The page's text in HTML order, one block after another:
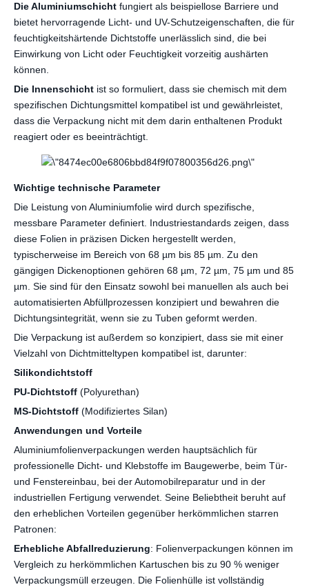
Die Aluminiumschicht fungiert als beispiellose Barriere und
bietet hervorragende Licht- und UV-Schutzeigenschaften, die für
feuchtigkeitshärtende Dichtstoffe unerlässlich sind, die bei
Einwirkung von Licht oder Feuchtigkeit vorzeitig aushärten
können.
Die Innenschicht ist so formuliert, dass sie chemisch mit dem
spezifischen Dichtungsmittel kompatibel ist und gewährleistet,
dass die Verpackung nicht mit dem darin enthaltenen Produkt
reagiert oder es beeinträchtigt.
Wichtige technische Parameter
Die Leistung von Aluminiumfolie wird durch spezifische,
messbare Parameter definiert. Industriestandards zeigen, dass
diese Folien in präzisen Dicken hergestellt werden,
typischerweise im Bereich von 68 µm bis 85 µm. Zu den
gängigen Dickenoptionen gehören 68 µm, 72 µm, 75 µm und 85
µm. Sie sind für den Einsatz sowohl bei manuellen als auch bei
automatisierten Abfüllprozessen konzipiert und bewahren die
Dichtungsintegrität, wenn sie zu Tuben geformt werden.
Die Verpackung ist außerdem so konzipiert, dass sie mit einer
Vielzahl von Dichtmitteltypen kompatibel ist, darunter:
Silikondichtstoff
PU-Dichtstoff (Polyurethan)
MS-Dichtstoff (Modifiziertes Silan)
Anwendungen und Vorteile
Aluminiumfolienverpackungen werden hauptsächlich für
professionelle Dicht- und Klebstoffe im Baugewerbe, beim Tür-
und Fenstereinbau, bei der Automobilreparatur und in der
industriellen Fertigung verwendet. Seine Beliebtheit beruht auf
den erheblichen Vorteilen gegenüber herkömmlichen starren
Patronen:
Erhebliche Abfallreduzierung: Folienverpackungen können im
Vergleich zu herkömmlichen Kartuschen bis zu 90 % weniger
Verpackungsmüll erzeugen. Die Folienhülle ist vollständig